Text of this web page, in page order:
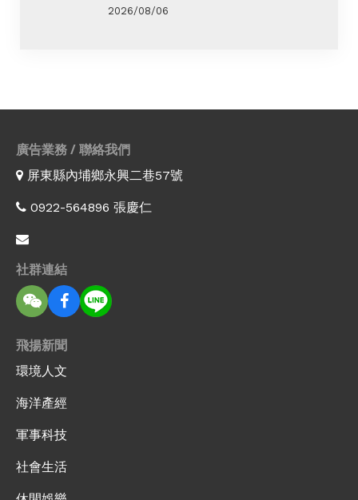
2026/08/06
廣告業務 / 聯絡我們
屏東縣內埔鄉永興二巷57號
0922-564896 張慶仁
社群連結
飛揚新聞
環境人文
海洋產經
軍事科技
社會生活